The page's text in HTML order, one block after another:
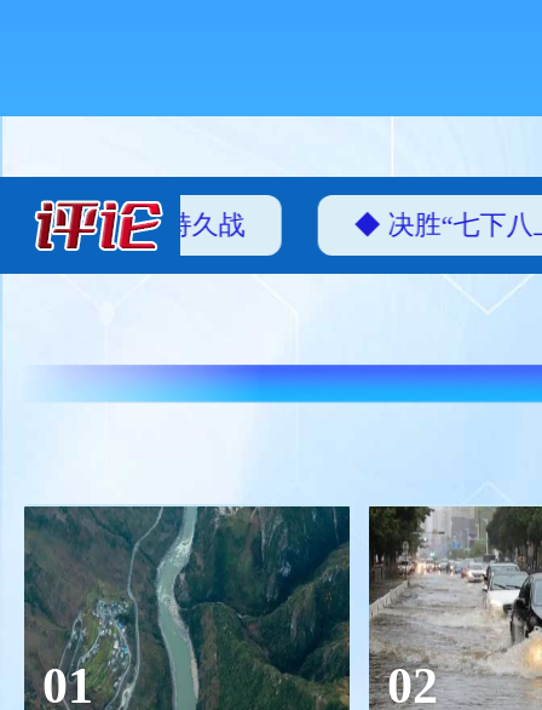
打好防汛持久战 ◆ 决胜“七下八上
01 02